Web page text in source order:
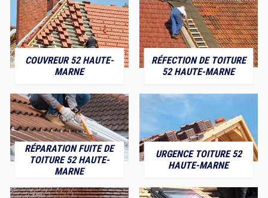
COUVREUR 52 HAUTE-
MARNE
RÉFECTION DE TOITURE
52 HAUTE-MARNE
RÉPARATION FUITE DE
TOITURE 52 HAUTE-
MARNE
URGENCE TOITURE 52
HAUTE-MARNE